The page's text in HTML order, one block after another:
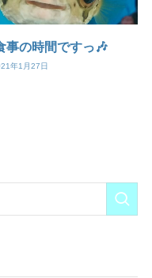
事の時間ですっ🎶
年1月27日